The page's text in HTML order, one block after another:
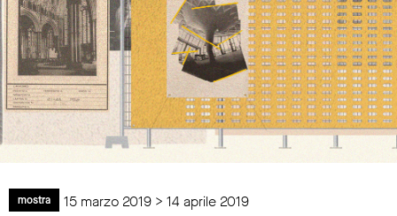
mostra 15 marzo 2019 > 14 aprile 2019